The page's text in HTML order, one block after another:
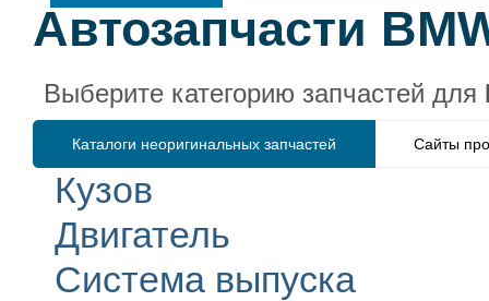
Автозапчасти
Выберите категорию запчастей для
Каталоги неоригинальных запчастей Сайты
Кузов
Двигатель
Система выпуска